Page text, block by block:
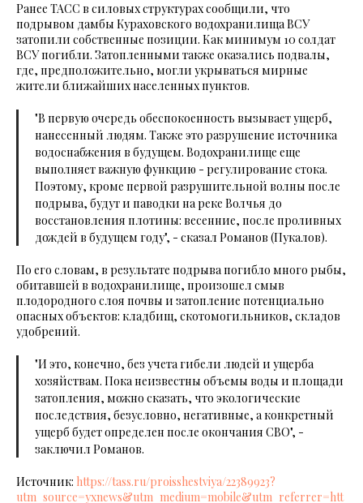
Ранее ТАСС в силовых структурах сообщили, что
подрывом дамбы Кураховского водохранилища ВСУ
затопили собственные позиции. Как минимум 10 солдат
ВСУ погибли. Затопленными также оказались подвалы,
где, предположительно, могли укрываться мирные
жители ближайших населенных пунктов.
"В первую очередь обеспокоенность вызывает ущерб,
нанесенный людям. Также это разрушение источника
водоснабжения в будущем. Водохранилище еще
выполняет важную функцию - регулирование стока.
Поэтому, кроме первой разрушительной волны после
подрыва, будут и паводки на реке Волчья до
восстановления плотины: весенние, после проливных
дождей в будущем году", - сказал Романов (Пукалов).
По его словам, в результате подрыва погибло много рыбы,
обитавшей в водохранилище, произошел смыв
плодородного слоя почвы и затопление потенциально
опасных объектов: кладбищ, скотомогильников, складов
удобрений.
"И это, конечно, без учета гибели людей и ущерба
хозяйствам. Пока неизвестны объемы воды и площади
затопления, можно сказать, что экологические
последствия, безусловно, негативные, а конкретный
ущерб будет определен после окончания СВО", -
заключил Романов.
Источник: https://tass.ru/proisshestviya/22389923?
utm_source=yxnews&utm_medium=mobile&utm_referrer=htt